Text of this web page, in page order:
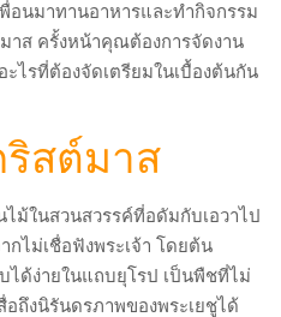
อนมาทานอาหารและทำกิจกรรม
าส ครั้งหน้าคุณต้องการจัดงาน
ไรที่ต้องจัดเตรียมในเบื้องต้นกัน
สต์มาส
ม้ในสวนสวรรค์ที่อดัมกับเอวาไป
ไม่เชื่อฟังพระเจ้า โดยต้น
ด้ง่ายในแถบยุโรป เป็นพืชที่ไม่
ถึงนิรันดรภาพของพระเยชูได้